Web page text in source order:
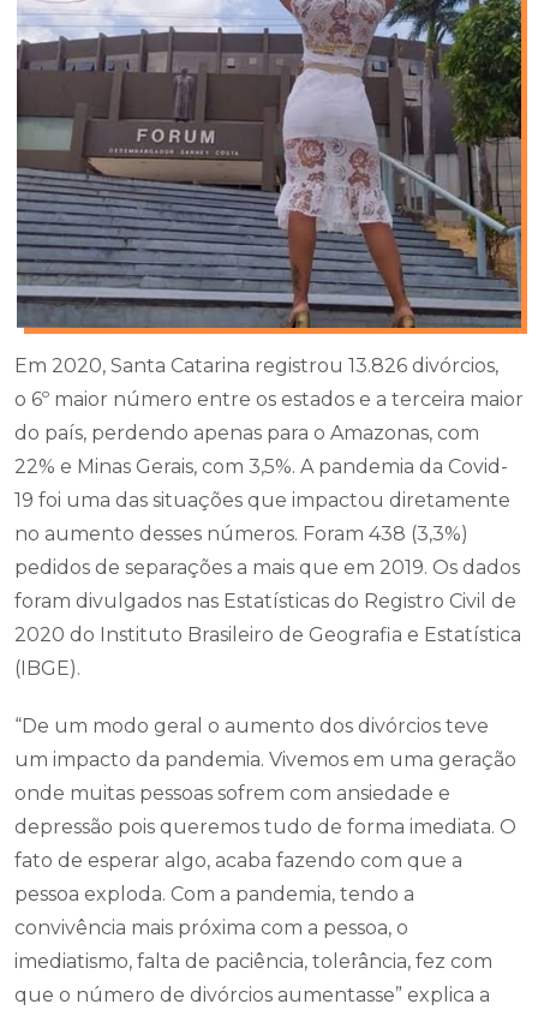
Em 2020, Santa Catarina registrou 13.826 divórcios,
o 6º maior número entre os estados e a terceira maior
do país, perdendo apenas para o Amazonas, com
22% e Minas Gerais, com 3,5%. A pandemia da Covid-
19 foi uma das situações que impactou diretamente
no aumento desses números. Foram 438 (3,3%)
pedidos de separações a mais que em 2019. Os dados
foram divulgados nas Estatísticas do Registro Civil de
2020 do Instituto Brasileiro de Geografia e Estatística
(IBGE).
“De um modo geral o aumento dos divórcios teve
um impacto da pandemia. Vivemos em uma geração
onde muitas pessoas sofrem com ansiedade e
depressão pois queremos tudo de forma imediata. O
fato de esperar algo, acaba fazendo com que a
pessoa exploda. Com a pandemia, tendo a
convivência mais próxima com a pessoa, o
imediatismo, falta de paciência, tolerância, fez com
que o número de divórcios aumentasse” explica a